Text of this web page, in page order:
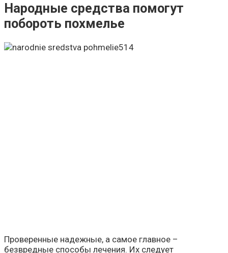
Народные средства помогут
побороть похмелье
Проверенные надежные, а самое главное –
безвредные способы лечения. Их следует